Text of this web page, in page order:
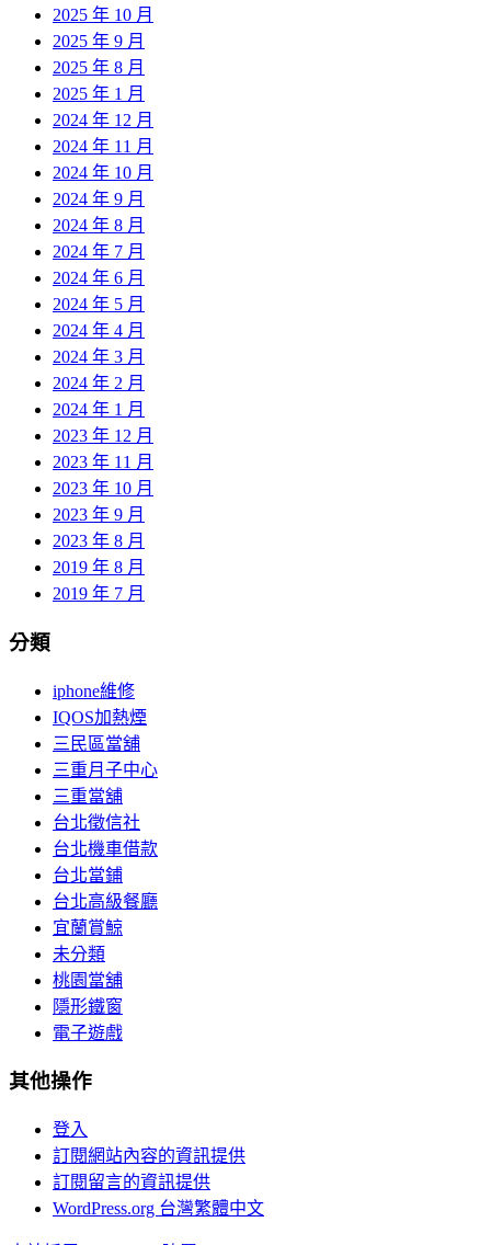
2025 年 10 月
2025 年 9 月
2025 年 8 月
2025 年 1 月
2024 年 12 月
2024 年 11 月
2024 年 10 月
2024 年 9 月
2024 年 8 月
2024 年 7 月
2024 年 6 月
2024 年 5 月
2024 年 4 月
2024 年 3 月
2024 年 2 月
2024 年 1 月
2023 年 12 月
2023 年 11 月
2023 年 10 月
2023 年 9 月
2023 年 8 月
2019 年 8 月
2019 年 7 月
分類
iphone維修
IQOS加熱煙
三民區當舖
三重月子中心
三重當舖
台北徵信社
台北機車借款
台北當鋪
台北高級餐廳
宜蘭賞鯨
未分類
桃園當舖
隱形鐵窗
電子遊戲
其他操作
登入
訂閱網站內容的資訊提供
訂閱留言的資訊提供
WordPress.org 台灣繁體中文